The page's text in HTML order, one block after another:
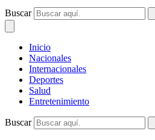
Buscar
Inicio
Nacionales
Internacionales
Deportes
Salud
Entretenimiento
Buscar